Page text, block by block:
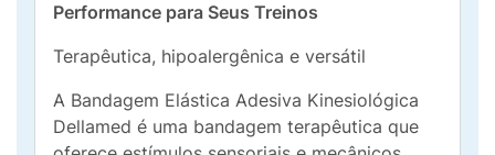
Performance para Seus Treinos
Terapêutica, hipoalergênica e versátil
A Bandagem Elástica Adesiva Kinesiológica
Dellamed é uma bandagem terapêutica que